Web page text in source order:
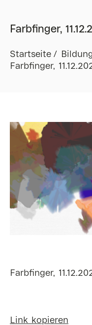
Farbfinger,
Startseite
Farbfinger,
Farbfinger,
Link kopieren